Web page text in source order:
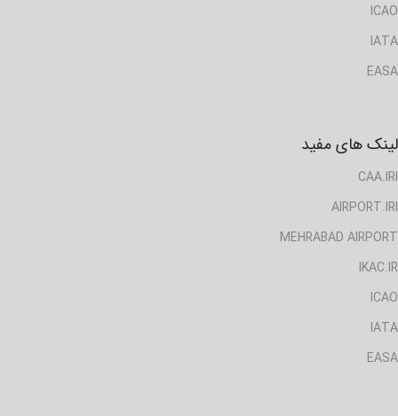
ICAO
IATA
EASA
لینک های مفید
CAA.IRI
AIRPORT.IRI
MEHRABAD AIRPORT
IKAC.IR
ICAO
IATA
EASA